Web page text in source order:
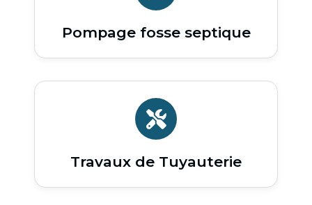
Pompage fosse septique
Travaux de Tuyauterie